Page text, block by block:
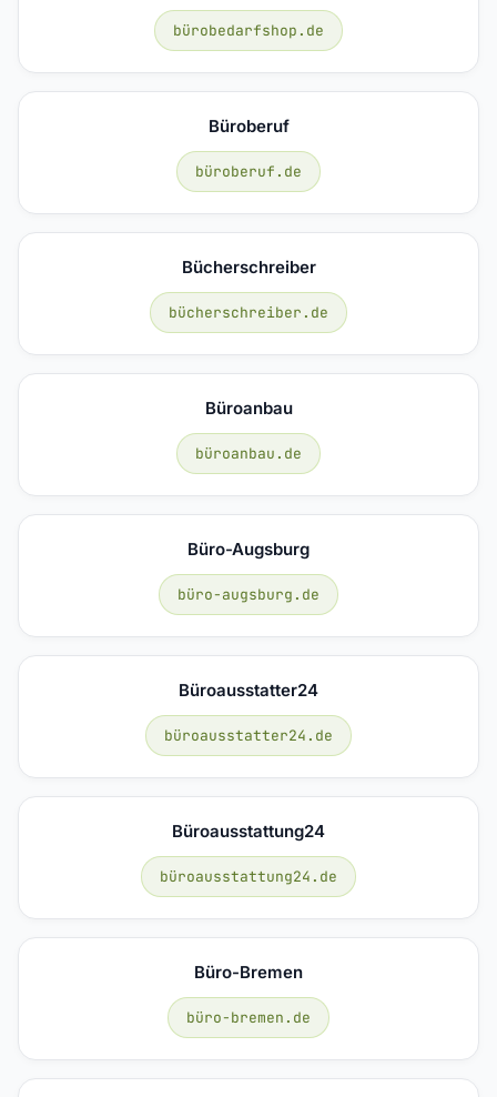
bürobedarfshop.de
Büroberuf
büroberuf.de
Bücherschreiber
bücherschreiber.de
Büroanbau
büroanbau.de
Büro-Augsburg
büro-augsburg.de
Büroausstatter24
büroausstatter24.de
Büroausstattung24
büroausstattung24.de
Büro-Bremen
büro-bremen.de